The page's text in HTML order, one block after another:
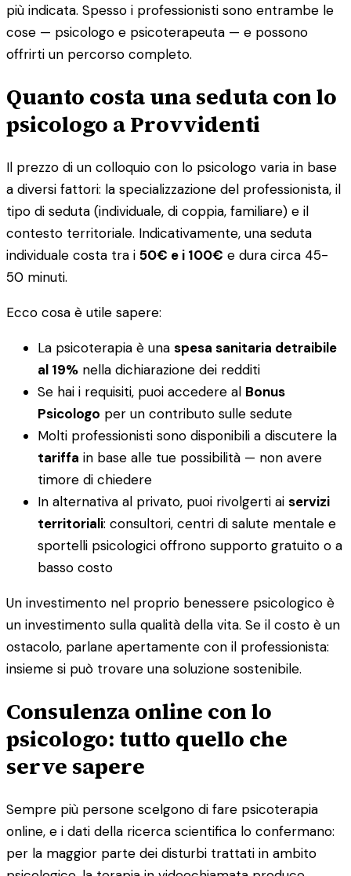
più indicata. Spesso i professionisti sono entrambe le
cose — psicologo e psicoterapeuta — e possono
offrirti un percorso completo.
Quanto costa una seduta con lo
psicologo a Provvidenti
Il prezzo di un colloquio con lo psicologo varia in base
a diversi fattori: la specializzazione del professionista, il
tipo di seduta (individuale, di coppia, familiare) e il
contesto territoriale. Indicativamente, una seduta
individuale costa tra i 50€ e i 100€ e dura circa 45-
50 minuti.
Ecco cosa è utile sapere:
La psicoterapia è una spesa sanitaria detraibile
al 19% nella dichiarazione dei redditi
Se hai i requisiti, puoi accedere al Bonus
Psicologo per un contributo sulle sedute
Molti professionisti sono disponibili a discutere la
tariffa in base alle tue possibilità — non avere
timore di chiedere
In alternativa al privato, puoi rivolgerti ai servizi
territoriali: consultori, centri di salute mentale e
sportelli psicologici offrono supporto gratuito o a
basso costo
Un investimento nel proprio benessere psicologico è
un investimento sulla qualità della vita. Se il costo è un
ostacolo, parlane apertamente con il professionista:
insieme si può trovare una soluzione sostenibile.
Consulenza online con lo
psicologo: tutto quello che
serve sapere
Sempre più persone scelgono di fare psicoterapia
online, e i dati della ricerca scientifica lo confermano:
per la maggior parte dei disturbi trattati in ambito